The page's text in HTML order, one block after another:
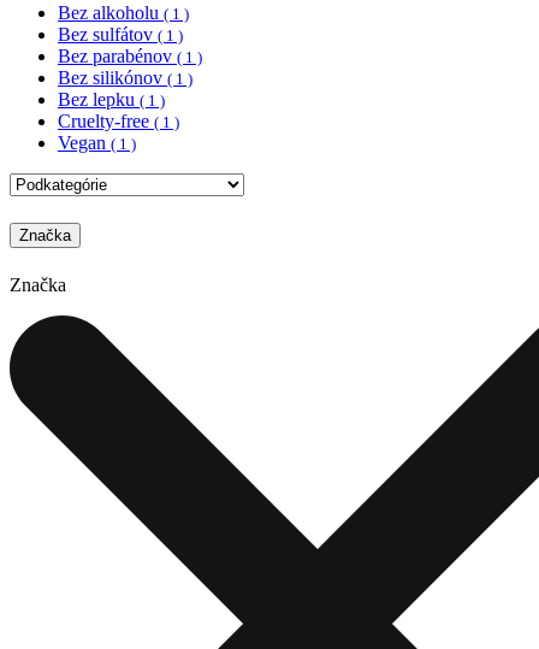
Bez alkoholu ( 1 )
Bez sulfátov ( 1 )
Bez parabénov ( 1 )
Bez silikónov ( 1 )
Bez lepku ( 1 )
Cruelty-free ( 1 )
Vegan ( 1 )
Značka
Značka